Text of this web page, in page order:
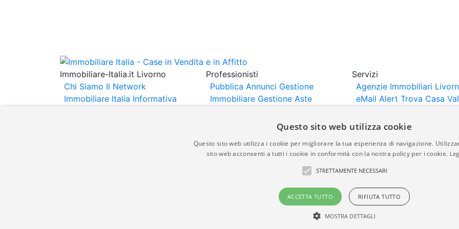
Immobiliare-Italia.it Livorno
Chi Siamo Il Network
Immobiliare Italia Informativa
Professionisti
Pubblica Annunci Gestione
Immobiliare Gestione Aste
Importazione
Servizi
Agenzie Immobiliari
eMail Alert Trova Casa
Gli annunci immobiliari presenti su immobiliare-italia.it vengono pubblicati da agenzie immobiliari e
italia.it quindi non è responsabile della veridicità, della correttezza, della completezza, della
Questo sito web utilizza cookie
Questo sito web utilizza i cookie per migliorare la tua esperienza di navigazione.
sito web acconsenti a tutti i cookie in conformità con la nostra policy per i cookie.
STRETTAMENTE NECESSARI
ACCETTA TUTTO RIFIUTA TUTTO
MOSTRA DETTAGLI